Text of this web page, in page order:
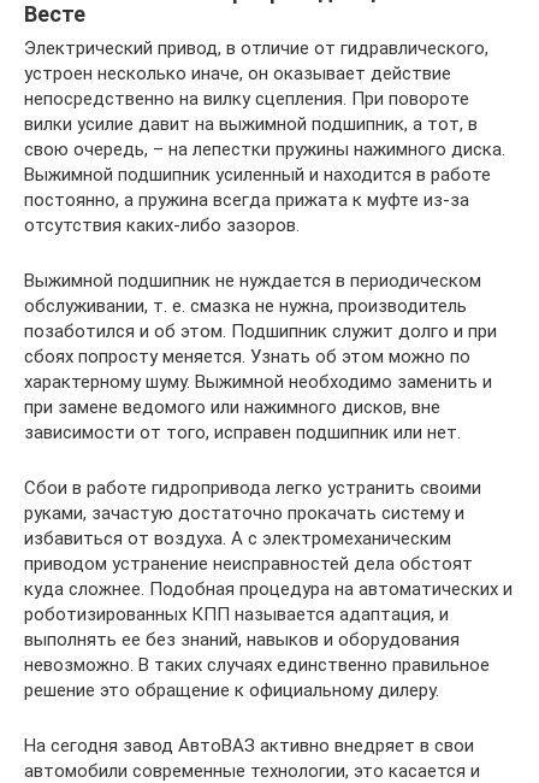
Весте
Электрический привод, в отличие от гидравлического,
устроен несколько иначе, он оказывает действие
непосредственно на вилку сцепления. При повороте
вилки усилие давит на выжимной подшипник, а тот, в
свою очередь, – на лепестки пружины нажимного диска.
Выжимной подшипник усиленный и находится в работе
постоянно, а пружина всегда прижата к муфте из-за
отсутствия каких-либо зазоров.
Выжимной подшипник не нуждается в периодическом
обслуживании, т. е. смазка не нужна, производитель
позаботился и об этом. Подшипник служит долго и при
сбоях попросту меняется. Узнать об этом можно по
характерному шуму. Выжимной необходимо заменить и
при замене ведомого или нажимного дисков, вне
зависимости от того, исправен подшипник или нет.
Сбои в работе гидропривода легко устранить своими
руками, зачастую достаточно прокачать систему и
избавиться от воздуха. А с электромеханическим
приводом устранение неисправностей дела обстоят
куда сложнее. Подобная процедура на автоматических и
роботизированных КПП называется адаптация, и
выполнять ее без знаний, навыков и оборудования
невозможно. В таких случаях единственно правильное
решение это обращение к официальному дилеру.
На сегодня завод АвтоВАЗ активно внедряет в свои
автомобили современные технологии, это касается и